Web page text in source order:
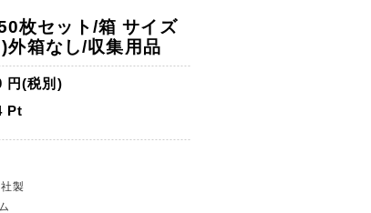
枚セット/箱 サイズ
箱なし/収集用品
円(税別)
Pt
製